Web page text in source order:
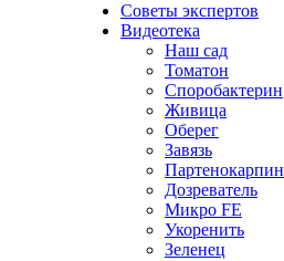
Советы экспертов
Видеотека
Наш сад
Томатон
Споробактерин
Живица
Оберег
Завязь
Партенокарпин
Дозреватель
Микро FE
Укоренить
Зеленец